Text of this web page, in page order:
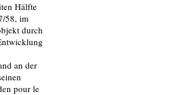
Hälfte
58, im
durch
an der
pour le